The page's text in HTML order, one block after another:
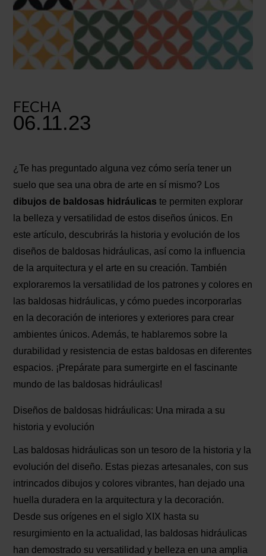
FECHA
06.11.23
¿Te has preguntado alguna vez cómo sería tener un
suelo que sea una obra de arte en sí mismo? Los
dibujos de baldosas hidráulicas te permiten explorar
la belleza y versatilidad de estos diseños únicos. En
este artículo, descubrirás la historia y evolución de los
diseños de baldosas hidráulicas, así como la influencia
de la arquitectura y el arte en su creación. También
exploraremos la versatilidad de los patrones y colores en
las baldosas hidráulicas, y cómo puedes incorporarlas
en la decoración de interiores y exteriores para crear
ambientes únicos. Además, te hablaremos sobre la
durabilidad y resistencia de estas baldosas en diferentes
espacios. ¡Prepárate para sumergirte en el fascinante
mundo de las baldosas hidráulicas!
Diseños de baldosas hidráulicas: Una mirada a su
historia y evolución
Las baldosas hidráulicas son un tesoro de la historia y la
evolución del diseño. Estas piezas artesanales, con sus
intrincados dibujos y colores vibrantes, han dejado una
huella duradera en la arquitectura y la decoración.
Desde sus orígenes en el siglo XIX hasta su
resurgimiento en la actualidad, las baldosas hidráulicas
han demostrado su versatilidad y belleza en una amplia